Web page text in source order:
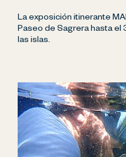
La exposición itinerante
Paseo de Sagrera hasta el
las islas.